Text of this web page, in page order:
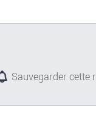
Sauvegarder cette